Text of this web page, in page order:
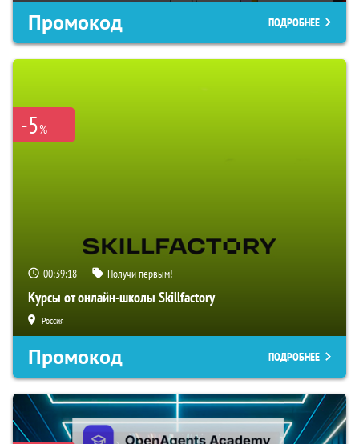
Промокод ПОДРОБНЕЕ
-5%
00:39:17 Получи первым!
Курсы от онлайн-школы Skillfactory
Россия
Промокод ПОДРОБНЕЕ